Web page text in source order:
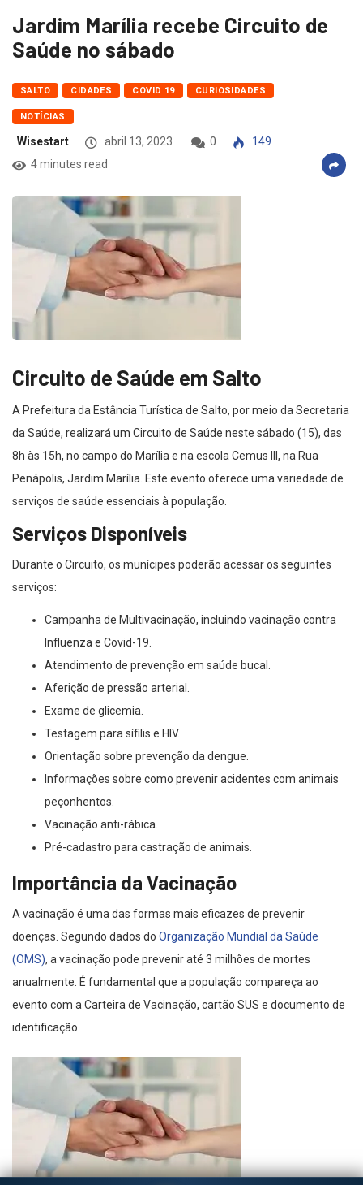
Jardim Marília recebe Circuito de
Saúde no sábado
SALTO CIDADES COVID 19 CURIOSIDADES
NOTÍCIAS
Wisestart abril 13, 2023 0
149
4 minutes read
Circuito de Saúde em Salto
A Prefeitura da Estância Turística de Salto, por meio da Secretaria
da Saúde, realizará um Circuito de Saúde neste sábado (15), das
8h às 15h, no campo do Marília e na escola Cemus III, na Rua
Penápolis, Jardim Marília. Este evento oferece uma variedade de
serviços de saúde essenciais à população.
Serviços Disponíveis
Durante o Circuito, os munícipes poderão acessar os seguintes
serviços:
Campanha de Multivacinação, incluindo vacinação contra
Influenza e Covid-19.
Atendimento de prevenção em saúde bucal.
Aferição de pressão arterial.
Exame de glicemia.
Testagem para sífilis e HIV.
Orientação sobre prevenção da dengue.
Informações sobre como prevenir acidentes com animais
peçonhentos.
Vacinação anti-rábica.
Pré-cadastro para castração de animais.
Importância da Vacinação
A vacinação é uma das formas mais eficazes de prevenir
doenças. Segundo dados do Organização Mundial da Saúde
(OMS), a vacinação pode prevenir até 3 milhões de mortes
anualmente. É fundamental que a população compareça ao
evento com a Carteira de Vacinação, cartão SUS e documento de
identificação.